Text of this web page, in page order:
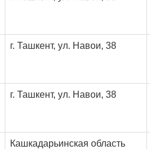
г. Ташкент, ул. Навои, 38
г. Ташкент, ул. Навои, 38
Кашкадарьинская область